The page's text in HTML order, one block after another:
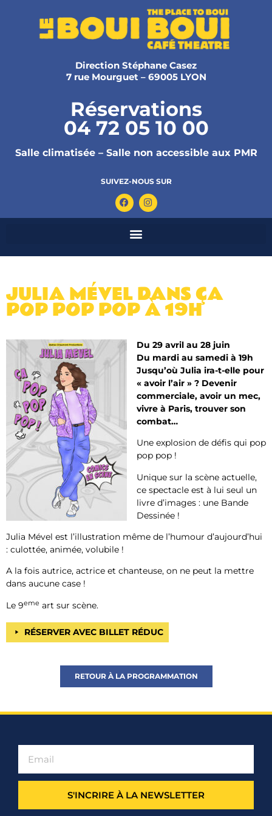
Direction Stéphane Casez
7 rue Mourguet – 69005 LYON
Réservations
04 72 05 10 00
Salle climatisée – Salle non accessible aux PMR
SUIVEZ-NOUS SUR
JULIA MÉVEL DANS ÇA
POP POP POP À 19H
Du 29 avril au 28 juin
Du mardi au samedi à 19h
Jusqu’où Julia ira-t-elle pour
« avoir l’air » ? Devenir
commerciale, avoir un mec,
vivre à Paris, trouver son
combat…
Une explosion de défis qui pop
pop pop !
Unique sur la scène actuelle,
ce spectacle est à lui seul un
livre d’images : une Bande
Dessinée !
Julia Mével est l’illustration même de l’humour d’aujourd’hui
: culottée, animée, volubile !
A la fois autrice, actrice et chanteuse, on ne peut la mettre
dans aucune case !
Le 9eme art sur scène.
RÉSERVER AVEC BILLET RÉDUC
RETOUR À LA PROGRAMMATION
S'INCRIRE À LA NEWSLETTER